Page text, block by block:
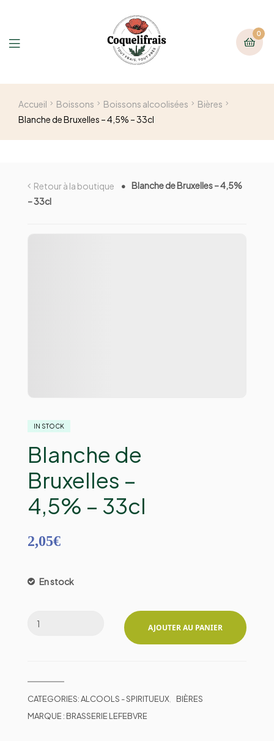
0
Accueil Boissons Boissons alcoolisées
Bières
Blanche de Bruxelles – 4,5% – 33cl
Retour à la boutique
Blanche de Bruxelles – 4,5%
– 33cl
IN STOCK
Blanche de
Bruxelles –
4,5% – 33cl
2,05€
En stock
AJOUTER AU PANIER
CATEGORIES:ALCOOLS - SPIRITUEUX
BIÈRES
MARQUE : BRASSERIE LEFEBVRE